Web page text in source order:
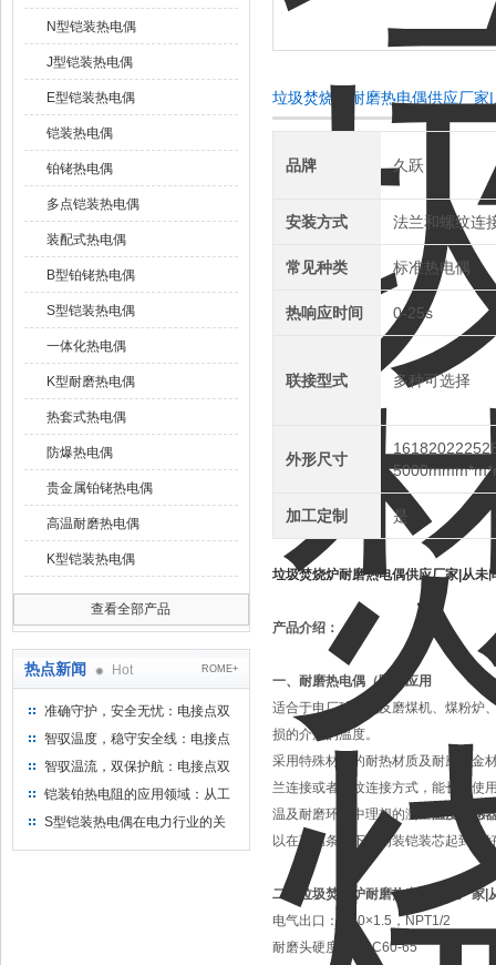
N型铠装热电偶
J型铠装热电偶
E型铠装热电偶
铠装热电偶
铂铑热电偶
多点铠装热电偶
装配式热电偶
B型铂铑热电偶
S型铠装热电偶
一体化热电偶
K型耐磨热电偶
热套式热电偶
防爆热电偶
贵金属铂铑热电偶
高温耐磨热电偶
K型铠装热电偶
查看全部产品
热点新闻 Hot ROME+
准确守护，安全无忧：电接点双
金属温度计——测温新选择
智驭温度，稳守安全线：电接点
双金属温度计的创新守护
智驭温流，双保护航：电接点双
金属温度计在工业领域的革新应
铠装铂热电阻的应用领域：从工
业到科研，无所不在的温度测量
S型铠装热电偶在电力行业的关
垃圾焚烧炉耐磨热电偶供应厂家
品牌 久跃
安装方式 法兰和螺纹连
常见种类 标准热电偶
热响应时间 0-25s
联接型式 多种可选择
外形尺寸
加工定制 是
垃圾焚烧炉耐磨热电偶供应厂家|从未
产品介绍：
一、 耐磨热电偶（阻） 应用
适合于电厂球磨机及磨煤机、煤粉炉
损的介质的温度。
采用特殊材质的耐热材质及耐磨合金
兰连接或者螺纹连接方式，能长期使
温及耐磨环境中理想的测量温度传感
以在高温条件下对内装铠装芯起到良
二、
垃圾焚烧炉耐磨热电偶供应厂家|
电气出口：M20×1.5，NPT1/2
耐磨头硬度：HRC60-65